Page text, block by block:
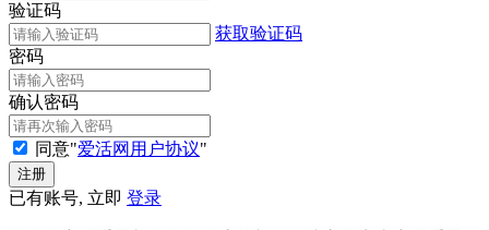
验证码
获取验证码
密码
确认密码
同意"爱活网用户协议"
已有账号, 立即 登录